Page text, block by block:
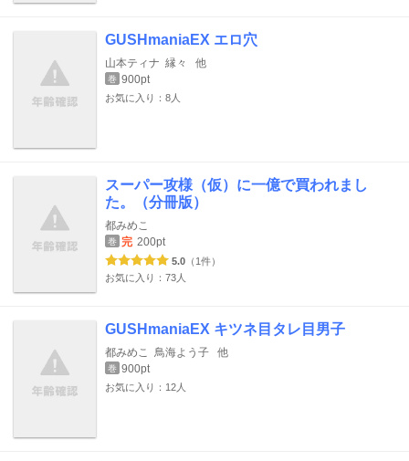
GUSHmaniaEX エロ穴
山本ティナ 縁々 他
巻 900pt
お気に入り：8人
スーパー攻様（仮）に一億で買われまし
た。（分冊版）
都みめこ
巻 完 200pt
5.0 （1件）
お気に入り：73人
GUSHmaniaEX キツネ目タレ目男子
都みめこ 鳥海よう子 他
巻 900pt
お気に入り：12人